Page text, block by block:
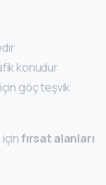
konudur
göç teşvik
fırsat alanları